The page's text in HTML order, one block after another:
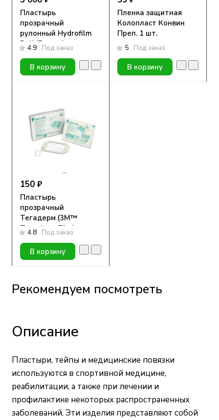
Пластырь
прозрачный
рулонный Hydrofilm
Roll (Гидрофилм
Ролл), 10см х 10м
4.9 Под заказ
В корзину
Пленка защитная
Колопласт Конвин
Преп. 1 шт.
5 Под заказ
В корзину
150 ₽
Пластырь
прозрачный
Тегадерм (3M™
Tegaderm Film)
1626W, 10*12см, 1 шт
4.8 Под заказ
В корзину
Рекомендуем посмотреть
Описание
Пластыри, тейпы и медицинские повязки
используются в спортивной медицине,
реабилитации, а также при лечении и
профилактике некоторых распространенных
заболеваний. Эти изделия представляют собой